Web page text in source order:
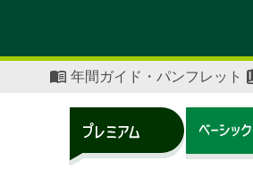
年間ガイド・パンフレット